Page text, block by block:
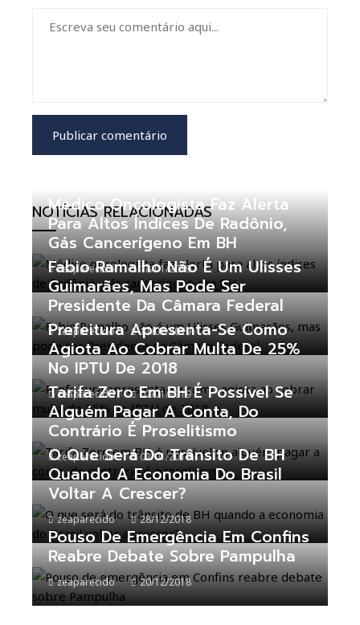
NOTÍCIAS RELACIONADAS
Médico Oncologista Faz Alerta
Para Altos Índices De Radônio,
Gás Cancerígeno Em BH
zeaparecido 18/01/2019
Fabio Ramalho Não É Um Ulisses
Guimarães, Mas Pode Ser
Presidente Da Câmara Federal
zeaparecido 11/01/2019
Prefeitura Apresenta-Se Como
Agiota Ao Cobrar Multa De 25%
No IPTU De 2018
zeaparecido 07/01/2019
Tarifa Zero Em BH É Possível Se
Alguém Pagar A Conta, Do
Contrário É Proselitismo
zeaparecido 02/01/2019
O Que Será Do Trânsito De BH
Quando A Economia Do Brasil
Voltar A Crescer?
zeaparecido 28/12/2018
Pouso De Emergência Em Confins
Reabre Debate Sobre Pampulha
zeaparecido 20/12/2018